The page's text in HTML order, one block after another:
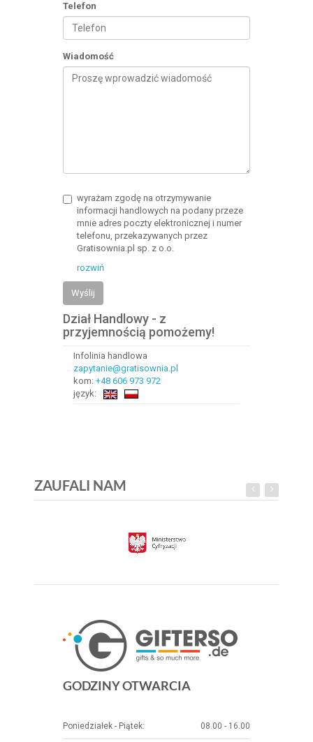
Telefon
Wiadomość
wyrażam zgodę na otrzymywanie
informacji handlowych na podany przeze
mnie adres poczty elektronicznej i numer
telefonu, przekazywanych przez
Gratisownia.pl sp. z o.o.
rozwiń
Wyślij
Dział Handlowy - z
przyjemnością pomożemy!
Infolinia handlowa
zapytanie@gratisownia.pl
kom: +48 606 973 972
język:
ZAUFALI NAM
GODZINY OTWARCIA
Poniedziałek - Piątek: 08.00 - 16.00